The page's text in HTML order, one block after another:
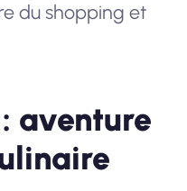
du shopping et
aventure